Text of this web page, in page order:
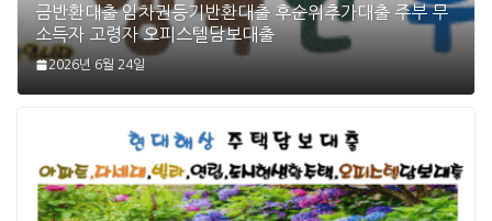
금반환대출 임차권등기반환대출 후순위추가대출 주부 무
소득자 고령자 오피스텔담보대출
2026년 6월 24일